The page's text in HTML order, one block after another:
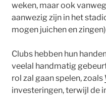
weken, maar ook
aanwezig zijn in het
mogen juichen en
Clubs hebben hun
veelal handmatig
rol zal gaan spelen, zoals
investeringen, terwijl de